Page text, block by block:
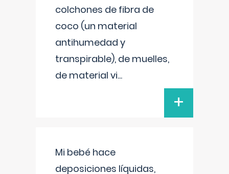
colchones de fibra de
coco (un material
antihumedad y
transpirable), de muelles,
de material vi...
+
Mi bebé hace
deposiciones líquidas,